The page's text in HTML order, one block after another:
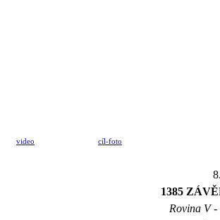
video cíl-foto
1385
Rovina V